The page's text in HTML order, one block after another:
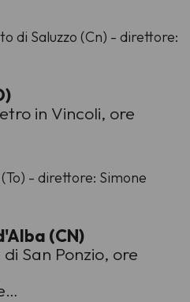
di Saluzzo (Cn) - direttore:
in Vincoli, ore
- direttore: Simone
(CN)
San Ponzio, ore